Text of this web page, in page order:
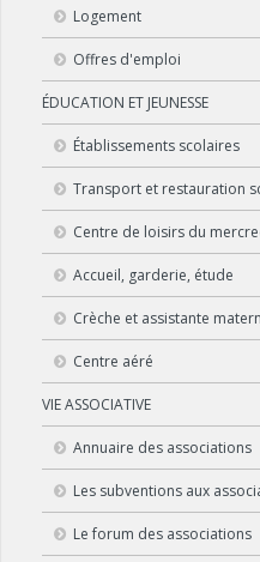
Logement
Offres d'emploi
ÉDUCATION ET JEUNESSE
Établissements scolaires
Transport et restauration
Centre de loisirs du
Accueil, garderie, étude
Crèche et assistante
Centre aéré
VIE ASSOCIATIVE
Annuaire des associations
Les subventions aux
Le forum des associations